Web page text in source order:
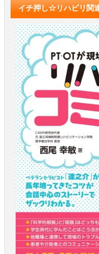
イチ押し☆リハビリ関